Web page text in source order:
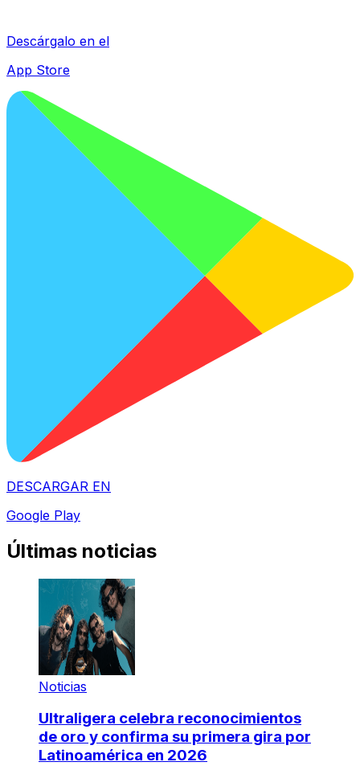
Descárgalo en el
App Store
DESCARGAR EN
Google Play
Últimas noticias
Noticias
Ultraligera celebra reconocimientos
de oro y confirma su primera gira por
Latinoamérica en 2026